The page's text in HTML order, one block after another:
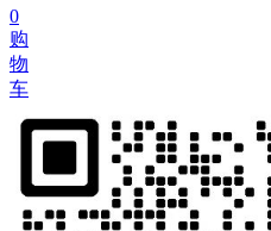
0
购
物
车